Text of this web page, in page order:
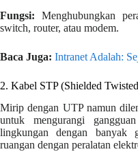
Fungsi: Menghubungkan
switch, router, atau modem.
Baca Juga: Intranet Adalah:
2. Kabel STP (Shielded
Mirip dengan UTP namun
untuk mengurangi
lingkungan dengan banyak
ruangan dengan peralatan